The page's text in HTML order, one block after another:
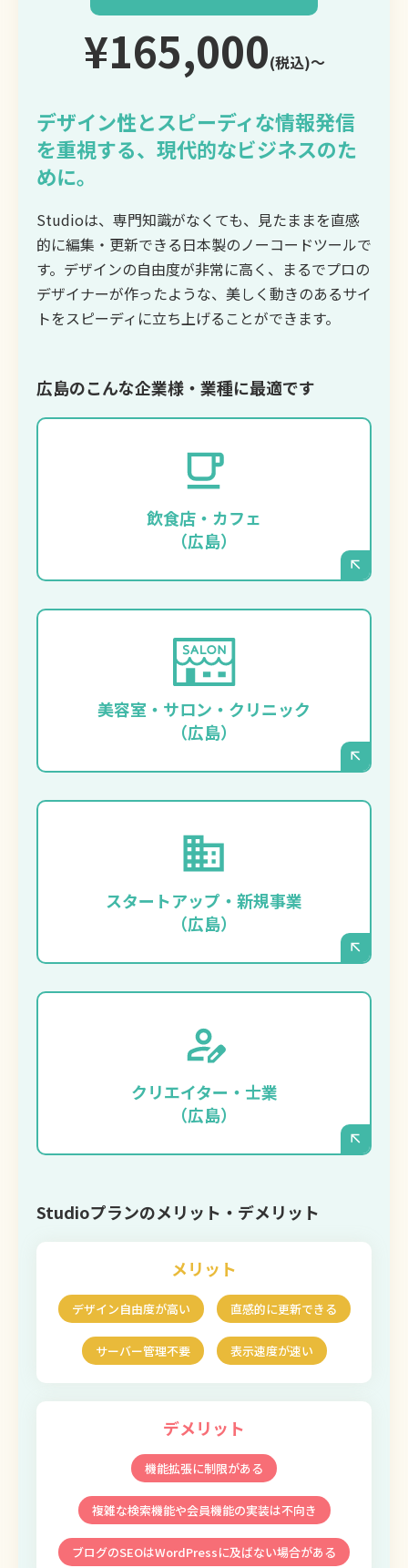
¥165,000(税込)〜
デザイン性とスピーディな情報発信
を重視する、現代的なビジネスのた
めに。
Studioは、専門知識がなくても、見たままを直感
的に編集・更新できる日本製のノーコードツールで
す。デザインの自由度が非常に高く、まるでプロの
デザイナーが作ったような、美しく動きのあるサイ
トをスピーディに立ち上げることができます。
広島のこんな企業様・業種に最適です
飲食店・カフェ
（広島）
季節限定メニューの写真やイベント情報を、
タイムリーに、そして美しく発信したいお店
に最適です。スタッフの方がスマートフォン
からでも手軽に更新できます。
美容室・サロン・クリニック
（広島）
施術事例のビフォーアフター写真や、キャン
ペーン情報を頻繁に更新したい場合に強みを
発揮します。洗練されたデザインで、お店の
ブランディングを強力に後押しします。
スタートアップ・新規事業
（広島）
まずは事業をスピーディに立ち上げ、最小限
のコストでプロフェッショナルな顔となるサ
ーバー管理が不要なため、事業そのものに集
クリエイター・士業
（広島）
ご自身のポートフォリオ（制作実績）や世界
観を、デザインにこだわって表現したいデザ
イナー、建築家、コンサルタントの方などに
も選ばれています。
Studioプランのメリット・デメリット
メリット
デザイン自由度が高い 直感的に更新できる
サーバー管理不要 表示速度が速い
デメリット
機能拡張に制限がある
複雑な検索機能や会員機能の実装は不向き
ブログのSEOはWordPressに及ばない場合がある